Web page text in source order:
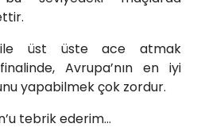
üst üste ace atmak
Avrupa’nın en iyi
yapabilmek çok zordur.
tebrik ederim…